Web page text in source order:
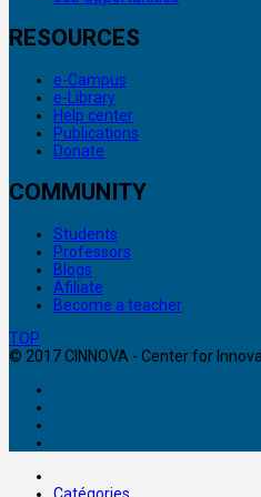
RESOURCES
e-Campus
e-Library
Help center
Publications
Donate
COMMUNITY
Students
Professors
Blogs
Afiliate
Become a teacher
TOP
© 2017 CINNOVA - Center for
Catégories